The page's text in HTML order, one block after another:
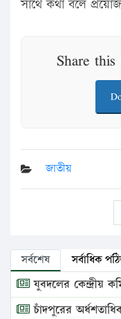
সাথে কথা বলে
Share
জাতীয়
সর্বশেষ সর্বাধিক
যুবদলের কেন্দ্রীয়
চাঁদপুরের